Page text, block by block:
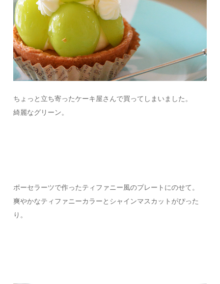
ちょっと立ち寄ったケーキ屋さんで買ってしまいました。
綺麗なグリーン。
ポーセラーツで作ったティファニー風のプレートにのせて。
爽やかなティファニーカラーとシャインマスカットがぴった
り。